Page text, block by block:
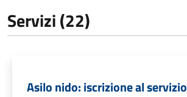
Servizi (22)
Asilo nido: iscrizione al servizio